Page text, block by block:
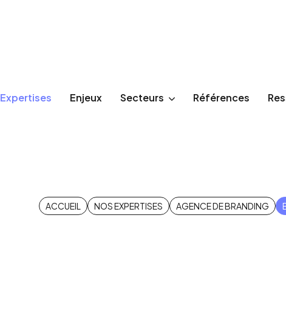
Expertises Enjeux Secteurs Références
ACCUEIL NOS EXPERTISES AGENCE DE BRANDING